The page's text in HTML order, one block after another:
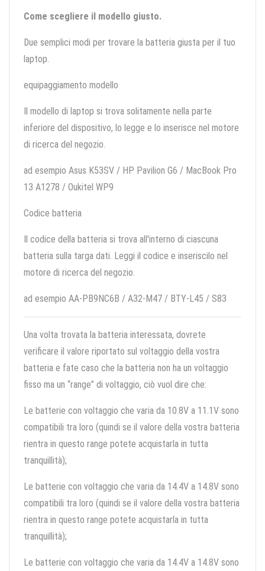
Come scegliere il modello giusto.
Due semplici modi per trovare la batteria giusta per il tuo
laptop.
equipaggiamento modello
Il modello di laptop si trova solitamente nella parte
inferiore del dispositivo, lo legge e lo inserisce nel motore
di ricerca del negozio.
ad esempio Asus K53SV / HP Pavilion G6 / MacBook Pro
13 A1278 / Oukitel WP9
Codice batteria
Il codice della batteria si trova all'interno di ciascuna
batteria sulla targa dati. Leggi il codice e inseriscilo nel
motore di ricerca del negozio.
ad esempio AA-PB9NC6B / A32-M47 / BTY-L45 / S83
Una volta trovata la batteria interessata, dovrete
verificare il valore riportato sul voltaggio della vostra
batteria e fate caso che la batteria non ha un voltaggio
fisso ma un “range” di voltaggio, ciò vuol dire che:
Le batterie con voltaggio che varia da 10.8V a 11.1V sono
compatibili tra loro (quindi se il valore della vostra batteria
rientra in questo range potete acquistarla in tutta
tranquillità);
Le batterie con voltaggio che varia da 14.4V a 14.8V sono
compatibili tra loro (quindi se il valore della vostra batteria
rientra in questo range potete acquistarla in tutta
tranquillità);
Le batterie con voltaggio che varia da 14.4V a 14.8V sono